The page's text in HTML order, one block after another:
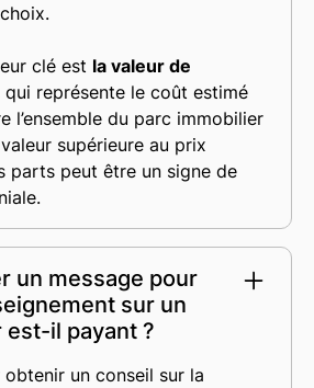
clé est la valeur de
qui représente le coût estimé
l’ensemble du parc immobilier
supérieure au prix
parts peut être un signe de
un message pour
sur un
il payant ?
un conseil sur la